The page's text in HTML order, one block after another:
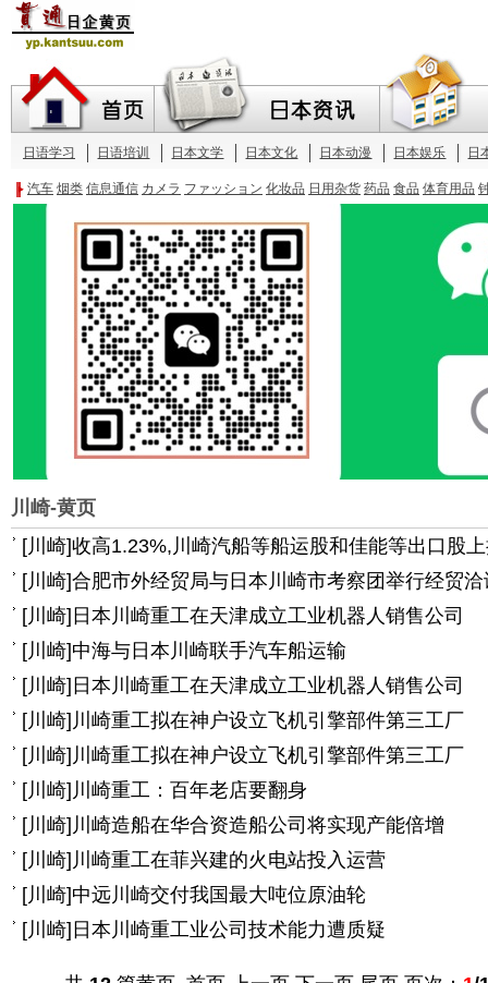
川崎-黄页
[川崎]收高1.23%,川崎汽船等船运股和佳能等出口股
[川崎]合肥市外经贸局与日本川崎市考察团举行经贸洽
[川崎] 日本川崎重工在天津成立工业机器人销售公司
[川崎]中海与日本川崎联手汽车船运输
[川崎] 日本川崎重工在天津成立工业机器人销售公司
[川崎] 川崎重工拟在神户设立飞机引擎部件第三工厂
[川崎] 川崎重工拟在神户设立飞机引擎部件第三工厂
[川崎] 川崎重工：百年老店要翻身
[川崎] 川崎造船在华合资造船公司将实现产能倍增
[川崎] 川崎重工在菲兴建的火电站投入运营
[川崎]中远川崎交付我国最大吨位原油轮
[川崎] 日本川崎重工业公司技术能力遭质疑